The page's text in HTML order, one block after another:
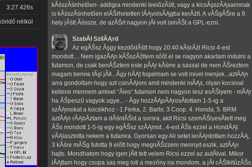
3:27.426s
köridő nélkül
kĂśszĂśnhetően- addigra mindenki leelőzĂśtt, vagy a kicsĂşszĂĄsaimnak
is kĂśszĂśnhetően elĂŠrhetetlen tĂĄvolsĂĄgba kerĂźlt. A vĂŠgĂŠre a 9.
hely jĂśtt Ăśssze, de azĂŠrt nagyon jĂł volt ismĂŠt a GPL-ezni.
SzabĂł SzilĂĄrd
Az egĂŠsz Ăşgy kezdődĂśtt hogy 20:40 kĂśrĂźl Ricsi 4-est
mondott.... Nem igazĂĄn kĂŠszĂźltem sőőt el se nagyon akartam indulni a
futamon, de csak benĂŠztem este pĂĄr kĂśrre a sassal de nem ĂŠreztem
magam benne tĂşl jĂłl...Ă­gy hĂĄt fogalmam se volt mivel menjek...aztĂĄn
arra gondoltam hogy azt csinĂĄlom amit mindenki mĂĄs, olyan kocsival
kellene mennem amivel “Ăles“ futamon nem nagyon lesz esĂŠlyem - mĂĄr
ha ĂŠpeszű vagyok ugye... - Ă­gy hozzĂĄpĂĄrosĂ­tottam 1-5-ig a
szĂĄmokat a kocsikhoz - 1.Ferka, 2. Barbi, 3 Coop. 4. Honda, 5. BRM
aztĂĄn rĂĄbĂ­ztam a dĂśntĂŠst a sorsra, akit Ricsi szemĂŠlyesĂ­tett meg
ĂŠs mondott 1-5-ig egy egĂŠsz szĂĄmot...4-est ĂŠs ezzel a HondĂĄt
vĂĄlasztotta nekem a futamra. Gyorsan egy Ali setet lerĂĄntottam hozzĂĄ,
3 kĂśre mĂŠg futotta 9 előtt hogy megnĂŠzzem mennyit eszik, aztĂĄn
hajts. Mondhatom hogy igen jĂłt tett velem Ricsi ezzel az autĂłval. Mikor
lĂĄttam hogy csupa sas meg loti a mezőny na mondom, a jĂł cĂŠlkitűzĂŠs